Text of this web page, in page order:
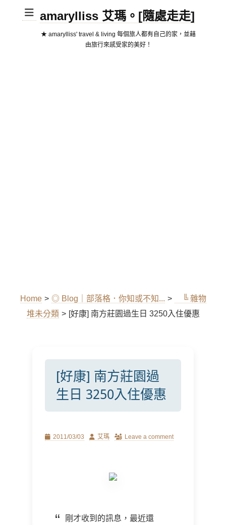
amarylliss 艾瑪。[隨處走走]
★ amarylliss' travel & living 每個旅人都有自己的家，並藉
由旅行來感受家的美好！
Home > ◎ Blog｜部落格．你知或不知... >
╚ 雜物
堆未分類 > [好康] 南方莊園過生日 3250入住優惠
[好康] 南方莊園過
生日 3250入住優惠
Posted2011/03/03 Author
艾瑪 Leave a comment
剛才收到的訊息，最近還